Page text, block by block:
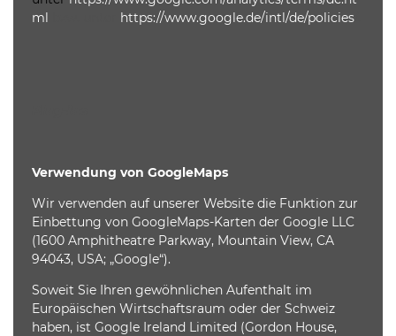
ml
https://www.google.de/intl/de/policies
Verwendung von GoogleMaps
Wir verwenden auf unserer Website die Funktion zur
Einbettung von GoogleMaps-Karten der Google LLC
(1600 Amphitheatre Parkway, Mountain View, CA
94043, USA; „Google“).
Soweit Sie Ihren gewöhnlichen Aufenthalt im
Europäischen Wirtschaftsraum oder der Schweiz
haben, ist Google Ireland Limited (Gordon House,